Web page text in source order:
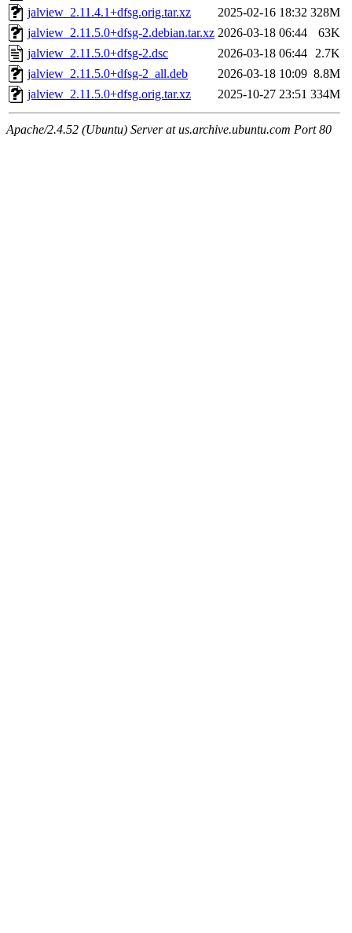
jalview_2.11.4.1+dfsg.orig.tar.xz
2025-02-16 18:32 328M
jalview_2.11.5.0+dfsg-2.debian.tar.xz 2026-03-18 06:44
63K
jalview_2.11.5.0+dfsg-2.dsc
2026-03-18 06:44 2.7K
jalview_2.11.5.0+dfsg-2_all.deb
2026-03-18 10:09 8.8M
jalview_2.11.5.0+dfsg.orig.tar.xz
2025-10-27 23:51 334M
Apache/2.4.52 (Ubuntu) Server at us.archive.ubuntu.com Port 80